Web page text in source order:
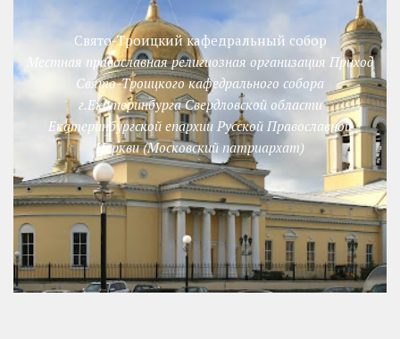
Свято-Троицкий кафедральный собор
Местная православная религиозная организация Приход
Свято-Троицкого кафедрального собора
г.Екатеринбурга Свердловской области
Екатеринбургской епархии Русской Православной
Церкви (Московский патриархат)